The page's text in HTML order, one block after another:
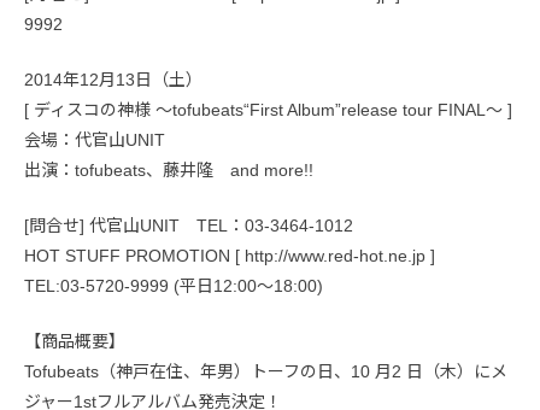
9992
2014年12月13日（土）
[ ディスコの神様 ～tofubeats“First Album”release tour FINAL～ ]
会場：代官山UNIT
出演：tofubeats、藤井隆 and more!!
[問合せ] 代官山UNIT TEL：03-3464-1012
HOT STUFF PROMOTION [ http://www.red-hot.ne.jp ]
TEL:03-5720-9999 (平日12:00～18:00)
【商品概要】
Tofubeats（神戸在住、年男）トーフの日、10 月2 日（木）にメ
ジャー1stフルアルバム発売決定！